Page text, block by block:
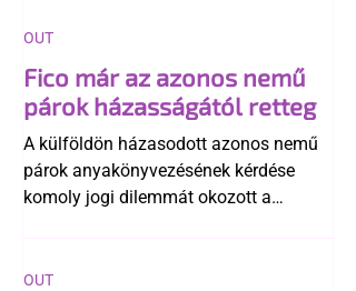
Fico már az azonos nemű
párok házasságától retteg
A külföldön házasodott azonos nemű
párok anyakönyvezésének kérdése
komoly jogi dilemmát okozott a
egyértelműen tiltja a házasságuk
OUT
OUT